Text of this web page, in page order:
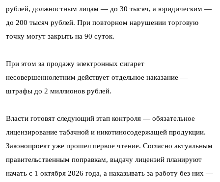
рублей, должностным лицам — до 30 тысяч, а юридическим —
до 200 тысяч рублей. При повторном нарушении торговую
точку могут закрыть на 90 суток.
При этом за продажу электронных сигарет
несовершеннолетним действует отдельное наказание —
штрафы до 2 миллионов рублей.
Власти готовят следующий этап контроля — обязательное
лицензирование табачной и никотиносодержащей продукции.
Законопроект уже прошел первое чтение. Согласно актуальным
правительственным поправкам, выдачу лицензий планируют
начать с 1 октября 2026 года, а наказывать за работу без них —